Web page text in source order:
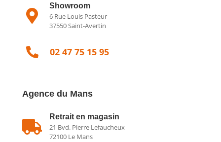

Showroom
6 Rue Louis Pasteur
37550 Saint-Avertin
 02 47 75 15 95
Agence du Mans

Retrait en magasin
21 Bvd. Pierre Lefaucheux
72100 Le Mans